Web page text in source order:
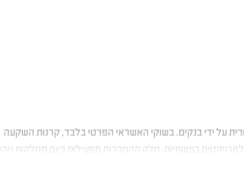
על ידי בנקים. בשוקי האשראי הפרטי בלבד, קרנות השקעה
בתשתיות. חלק מהחברות מפעילות כיום מחלקות